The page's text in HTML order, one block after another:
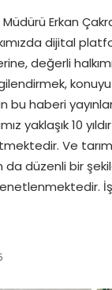
Erkan
dijital
değerli
bu haberi
yaklaşık 10
Ve tarım
düzenli bir